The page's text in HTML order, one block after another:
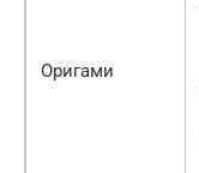
Оригами